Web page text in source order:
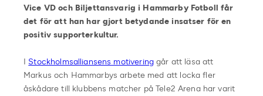
Vice VD och Biljettansvarig i Hammarby Fotboll får
det för att han har gjort betydande insatser för en
positiv supporterkultur.
I Stockholmsalliansens motiveringgår att läsa att
Markus och Hammarbys arbete med att locka fler
åskådare till klubbens matcher på Tele2 Arena har varit